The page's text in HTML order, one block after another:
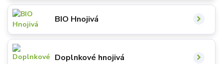
BIO Hnojivá
Doplnkové hnojivá